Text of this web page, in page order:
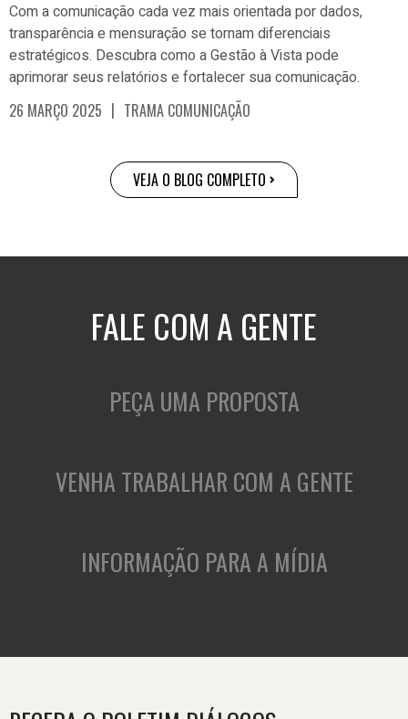
Com a comunicação cada vez mais orientada por dados,
transparência e mensuração se tornam diferenciais
estratégicos. Descubra como a Gestão à Vista pode
aprimorar seus relatórios e fortalecer sua comunicação.
26 MARÇO 2025 | TRAMA COMUNICAÇÃO
VEJA O BLOG COMPLETO
FALE COM A GENTE
PEÇA UMA PROPOSTA
VENHA TRABALHAR COM A GENTE
INFORMAÇÃO PARA A MÍDIA